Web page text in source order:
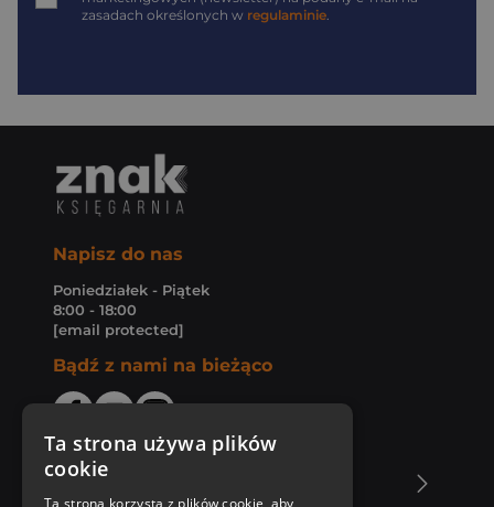
zasadach określonych w regulaminie.
Napisz do nas
Poniedziałek - Piątek
8:00 - 18:00
[email protected]
Bądź z nami na bieżąco
Ta strona używa plików
cookie
Ta strona korzysta z plików cookie, aby